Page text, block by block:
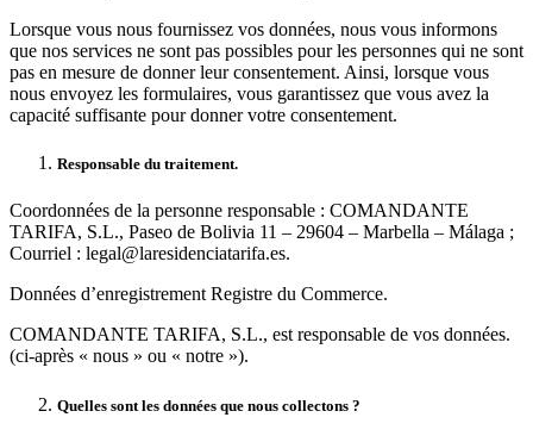
Lorsque vous nous fournissez vos données, nous vous informons
que nos services ne sont pas possibles pour les personnes qui ne sont
pas en mesure de donner leur consentement. Ainsi, lorsque vous
nous envoyez les formulaires, vous garantissez que vous avez la
capacité suffisante pour donner votre consentement.
Responsable du traitement.
Coordonnées de la personne responsable : COMANDANTE
TARIFA, S.L., Paseo de Bolivia 11 – 29604 – Marbella – Málaga ;
Courriel : legal@laresidenciatarifa.es.
Données d’enregistrement Registre du Commerce.
COMANDANTE TARIFA, S.L., est responsable de vos données.
(ci-après « nous » ou « notre »).
Quelles sont les données que nous collectons ?